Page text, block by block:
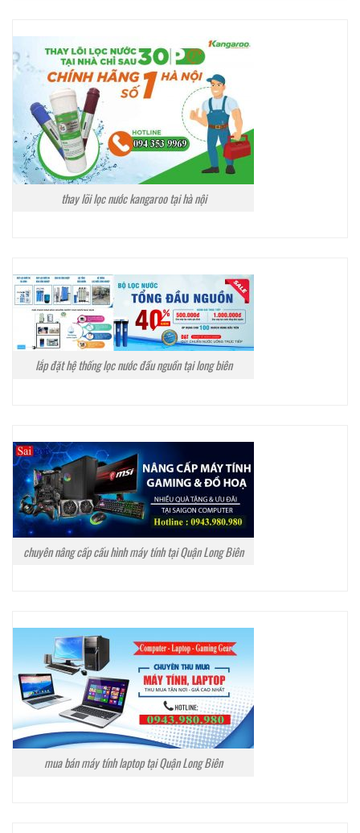
thay lõi lọc nước kangaroo tại hà nội
lắp đặt hệ thống lọc nước đầu nguồn tại long biên
chuyên nâng cấp cấu hình máy tính tại Quận Long Biên
mua bán máy tính laptop tại Quận Long Biên